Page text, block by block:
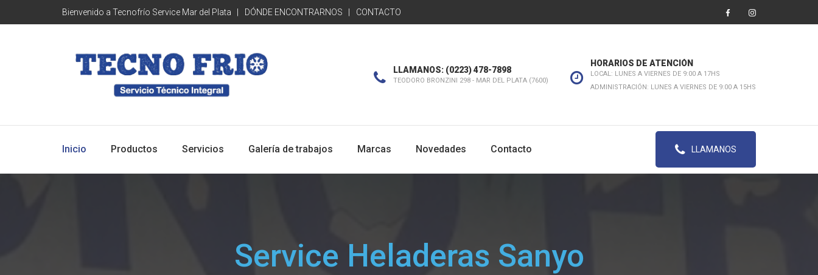
Bienvenido a Tecnofrío Service Mar del Plata DÓNDE ENCONTRARNOS CONTACTO
LLAMANOS: (0223) 478-7898
TEODORO BRONZINI 298 - MAR DEL PLATA (7600)
HORARIOS DE ATENCIÓN
LOCAL: LUNES A VIERNES DE 9:00 A 17HS
ADMINISTRACIÓN: LUNES A VIERNES DE 9:00 A 15HS
Inicio Productos Servicios Galería de trabajos Marcas Novedades Contacto LLAMANOS
Service Heladeras Sanyo